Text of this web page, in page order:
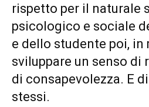
rispetto per il naturale
psicologico e sociale
e dello studente poi, in
sviluppare un senso di
di consapevolezza. E
stessi.